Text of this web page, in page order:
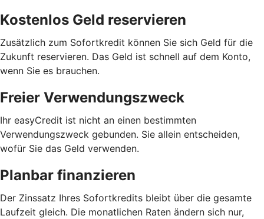
Kostenlos Geld reservieren
Zusätzlich zum Sofortkredit können Sie sich Geld für die
Zukunft reservieren. Das Geld ist schnell auf dem Konto,
wenn Sie es brauchen.
Freier Verwendungszweck
Ihr easyCredit ist nicht an einen bestimmten
Verwendungszweck gebunden. Sie allein entscheiden,
wofür Sie das Geld verwenden.
Planbar finanzieren
Der Zinssatz Ihres Sofortkredits bleibt über die gesamte
Laufzeit gleich. Die monatlichen Raten ändern sich nur,